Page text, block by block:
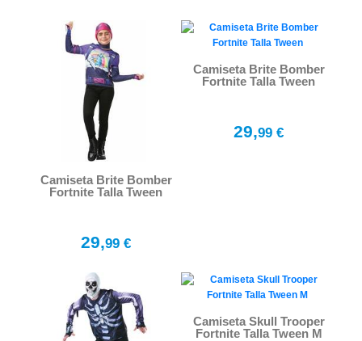
Camiseta Brite Bomber
Fortnite Talla Tween
29,99 €
Camiseta Brite Bomber
Fortnite Talla Tween
29,99 €
Camiseta Skull Trooper
Fortnite Talla Tween M